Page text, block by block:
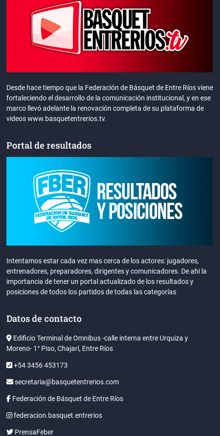
Desde hace tiempo que la Federación de Básquet de Entre Ríos viene
fortaleciendo el desarrollo de la comunicación institucional, y en ese
marco llevó adelante la renovación completa de su plataforma de
videos www.basquetentrerios.tv.
Portal de resultados
Intentamos estar cada vez mas cerca de los actores: jugadores,
entrenadores, preparadores, dirigentes y comunicadores. De ahi la
importancia de tener un portal actualizado de los resultados y
posiciones de todos los partidos de todas las categorías
Datos de contacto
Edificio Terminal de Omnibus -calle interna entre Urquiza y
Moreno- 1° Piso, Chajarí, Entre Ríos
+54 3456 453173
secretaria@basquetentrerios.com
Federación de Básquet de Entre Ríos
federacion.basquet.entrerios
PrensaFeber